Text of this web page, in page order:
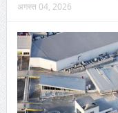
अगस्त 04, 2026